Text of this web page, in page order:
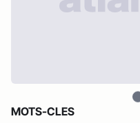
MOTS-CLES